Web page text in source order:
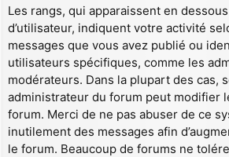
Les rangs, qui apparaissent en
d’utilisateur, indiquent votre activité
messages que vous avez publié ou
utilisateurs spécifiques, comme les
modérateurs. Dans la plupart des cas,
administrateur du forum peut modifier
forum. Merci de ne pas abuser de ce
inutilement des messages afin
le forum. Beaucoup de forums ne